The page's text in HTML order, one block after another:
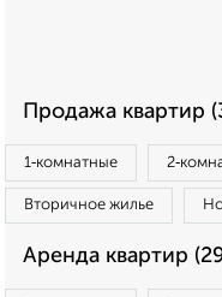
Продажа квартир
1‑комнатные
Вторичное жилье
Аренда квартир